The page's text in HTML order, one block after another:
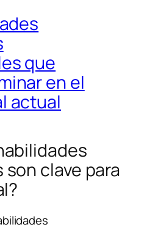
que
en el
actual
clave para